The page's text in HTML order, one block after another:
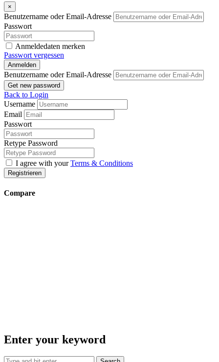
×
Benutzername oder Email-Adresse
Passwort
Anmeldedaten merken
Passwort vergessen
Anmelden
Benutzername oder Email-Adresse
Get new password
Back to Login
Username
Email
Passwort
Retype Password
I agree with yourTerms & Conditions
Registrieren
Compare
Enter your keyword